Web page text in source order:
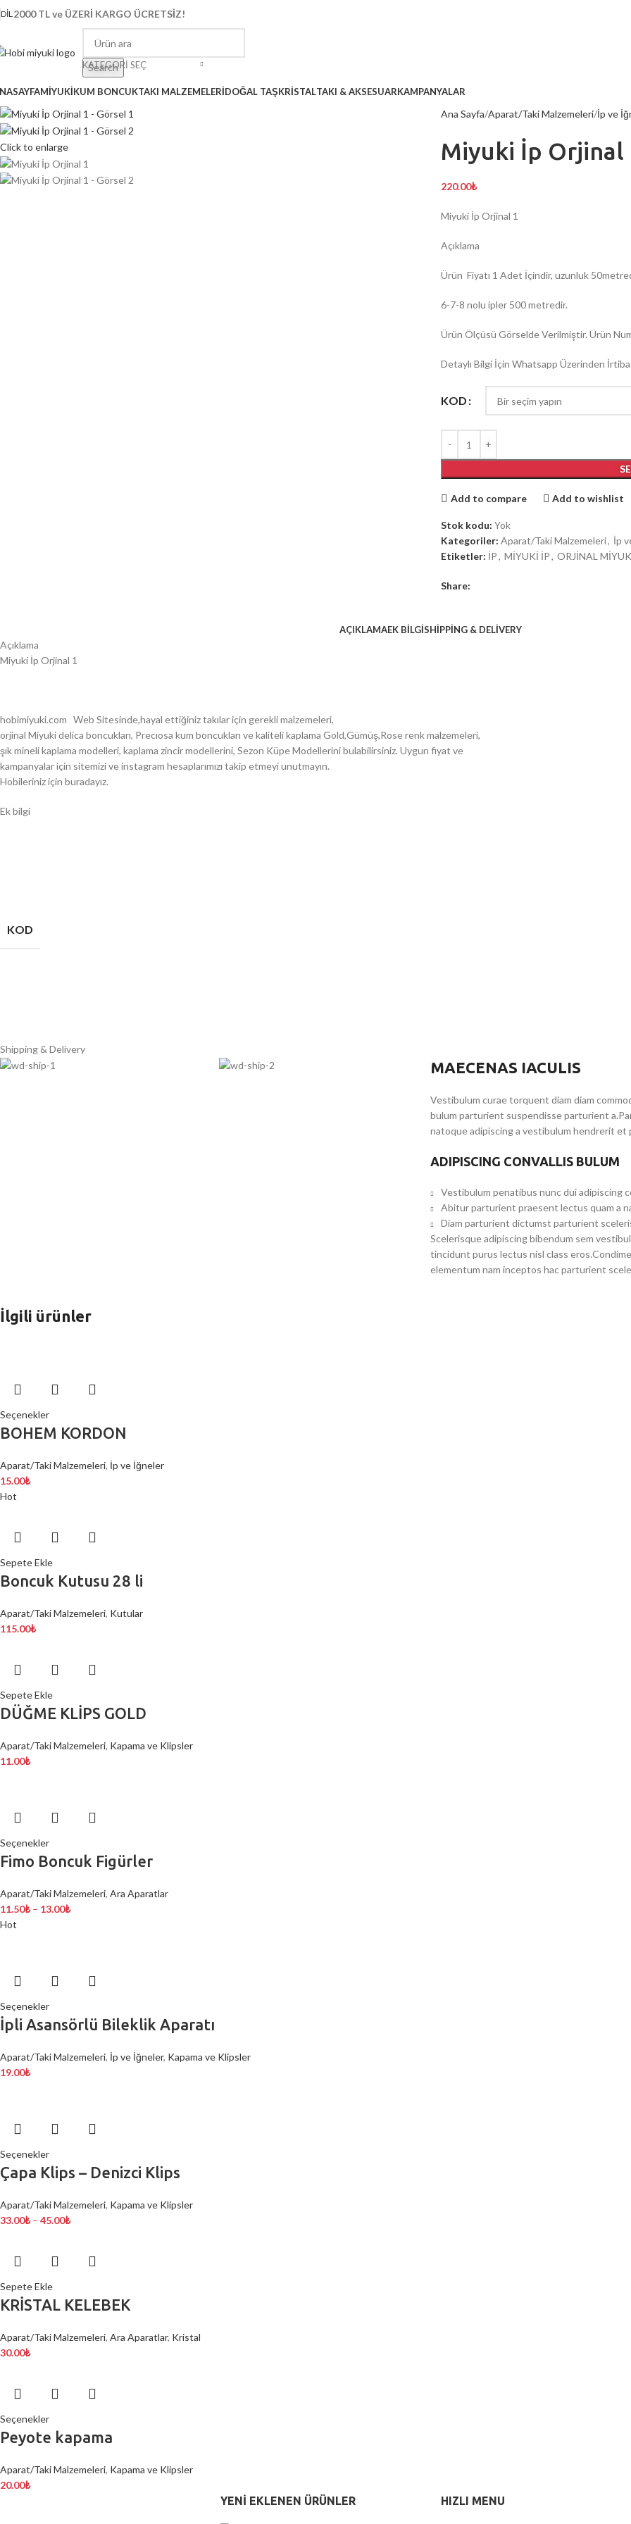
DIL2000 TL ve ÜZERİ KARGO ÜCRETSİZ!
KATEGORI SEÇ
Search
MİYUKİKUM BONCUKTAKI MALZEMELERİDOĞAL TAŞKRİSTALTAKI & AKSESUARKAMPANYALAR
Click to enlarge
Ana Sayfa Aparat/Taki Malzemeleri İp ve
Miyuki İp Orjinal
220.00₺
Miyuki İp Orjinal 1
Açıklama
Ürün Fiyatı 1 Adet İçindir, uzunluk
6-7-8 nolu ipler 500 metredir.
Ürün Ölçüsü Görselde Verilmiştir. Ürün
Detaylı Bilgi İçin Whatsapp Üzerinden
KOD
Add to compare Add to wishlist
Stok kodu: Yok
Kategoriler: Aparat/Taki Malzemeleri, İp
Etiketler: İP, MİYUKİ İP, ORJİNAL
Share:
AÇIKLAMAEK BILGISHIPPING & DELIVERY
Açıklama
Miyuki İp Orjinal 1
hobimiyuki.com Web Sitesinde,hayal ettiğiniz takılar için gerekli malzemeleri,
orjinal Miyuki delica boncukları, Precıosa kum boncukları ve kaliteli kaplama Gold,Gümüş,Rose renk malzemeleri,
şık mineli kaplama modelleri, kaplama zincir modellerini, Sezon Küpe Modellerini bulabilirsiniz. Uygun fiyat ve
kampanyalar için sitemizi ve instagram hesaplarımızı takip etmeyi unutmayın.
Hobileriniz için buradayız.
Ek bilgi
KOD
Shipping & Delivery
MAECENAS IACULIS
Vestibulum curae torquent diam diam
bulum parturient suspendisse parturient
natoque adipiscing a vestibulum hendrerit et
ADIPISCING CONVALLIS BULUM
Vestibulum penatibus nunc dui adipiscing
Abitur parturient praesent lectus quam a
Diam parturient dictumst parturient
Scelerisque adipiscing bibendum sem
tincidunt purus lectus nisl class
elementum nam inceptos hac parturient
İlgili ürünler
Seçenekler
BOHEM KORDON
Aparat/Taki Malzemeleri, İp ve İğneler
15.00₺
Hot
Sepete Ekle
Boncuk Kutusu 28 li
Aparat/Taki Malzemeleri, Kutular
115.00₺
Sepete Ekle
DÜĞME KLİPS GOLD
Aparat/Taki Malzemeleri, Kapama ve Klipsler
11.00₺
Seçenekler
Fimo Boncuk Figürler
Aparat/Taki Malzemeleri, Ara Aparatlar
11.50₺ – 13.00₺
Hot
Seçenekler
İpli Asansörlü Bileklik Aparatı
Aparat/Taki Malzemeleri, İp ve İğneler, Kapama ve Klipsler
19.00₺
Seçenekler
Çapa Klips – Denizci Klips
Aparat/Taki Malzemeleri, Kapama ve Klipsler
33.00₺ – 45.00₺
Sepete Ekle
KRİSTAL KELEBEK
Aparat/Taki Malzemeleri, Ara Aparatlar, Kristal
30.00₺
Seçenekler
Peyote kapama
Aparat/Taki Malzemeleri, Kapama ve Klipsler
20.00₺
YENI EKLENEN ÜRÜNLER HIZLI MENU